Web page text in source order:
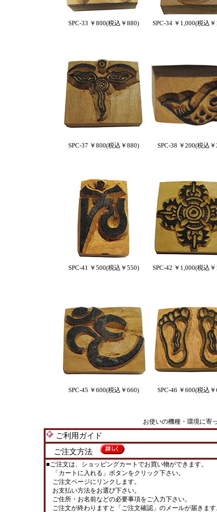
SPC-33 ￥800(税込￥880) SPC-34 ￥1,000(税込
SPC-37 ￥800(税込￥880) SPC-38 ￥200(税込
SPC-41 ￥500(税込￥550) SPC-42 ￥1,000(税込
SPC-45 ￥600(税込￥660) SPC-46 ￥600(税込
お使いの機種・環境に寄
ご利用ガイド
ご注文方法
■ご注文は、ショッピングカートでお買い物ができます。
「カートに入れる」ボタンをクリック下さい。
ご注文ページにリンクします。
お支払い方法をお選び下さい。
ご住所・お名前などの必要事項をご入力下さい。
ご注文が終わりますと「ご注文確認」のメールが届きま